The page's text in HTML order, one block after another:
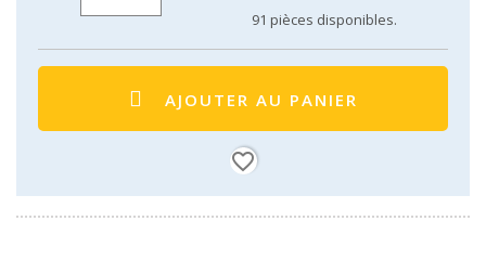
91 pièces disponibles.
AJOUTER AU PANIER
favorite_border